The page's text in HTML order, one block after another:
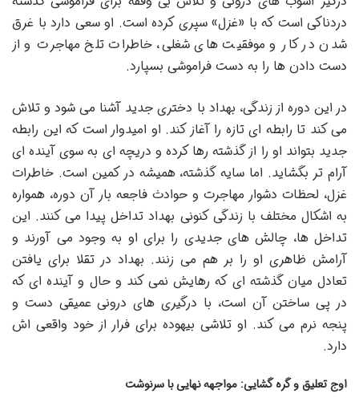
دردناکی است که با «غزل» سپری کرده است. او سعی دارد با غرق
شدن در کار و موفقیت های شغلی، خاطرات تلخ مهاجرت و از
دست دادن ها را به دست فراموشی بسپارد.
در این دوره از زندگی، بهداد با دختری جدید آشنا می شود و تلاش
می کند تا رابطه ای تازه را آغاز کند. او امیدوار است که این رابطه
جدید بتواند او را از گذشته رها کرده و دریچه ای به سوی آینده ای
آرام تر بگشاید. اما سایه گذشته، همیشه در کمین است. خاطرات
غزل، لحظات دشوار مهاجرت و حوادث فاجعه بار آن دوره، همواره
به اشکال مختلف با زندگی کنونی بهداد تداخل پیدا می کنند. این
تداخل ها، چالش های جدیدی را برای او به وجود می آورند و
آرامش ظاهری او را بر هم می زنند. بهداد در تقلا برای یافتن
تعادل میان گذشته ای که رهایش نمی کند و حال و آینده ای که
در پی ساختن آن است، با درگیری های درونی عمیقی دست و
پنجه نرم می کند. او تلاشی بیهوده برای فرار از خود واقعی اش
دارد.
اوج تعلیق و گره گشایی: مواجهه نهایی با سرنوشت